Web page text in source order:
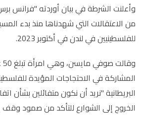
وأعلنت الشرطة في بيان أوردته "فرانس
من الاعتقالات التي شهدناها منذ بدء
للفلسطينيين في لندن في أكتوبر 2023.
المشاركة في الاحتجاجات المؤيدة
البريطانية "نريد أن نكون متفائلين بشأن
الخروج إلى الشوارع للتأكد من صمود وقف